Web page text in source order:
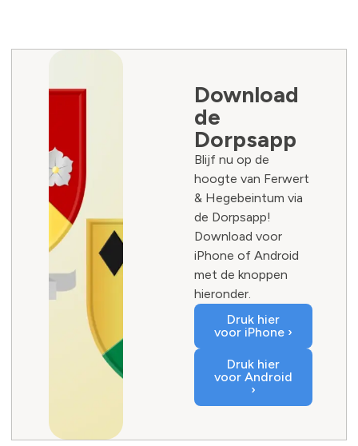
Download
de
Dorpsapp
Blijf nu op de
hoogte van Ferwert
& Hegebeintum via
de Dorpsapp!
Download voor
iPhone of Android
met de knoppen
hieronder.
Druk hier
voor iPhone ›
Druk hier
voor Android
›